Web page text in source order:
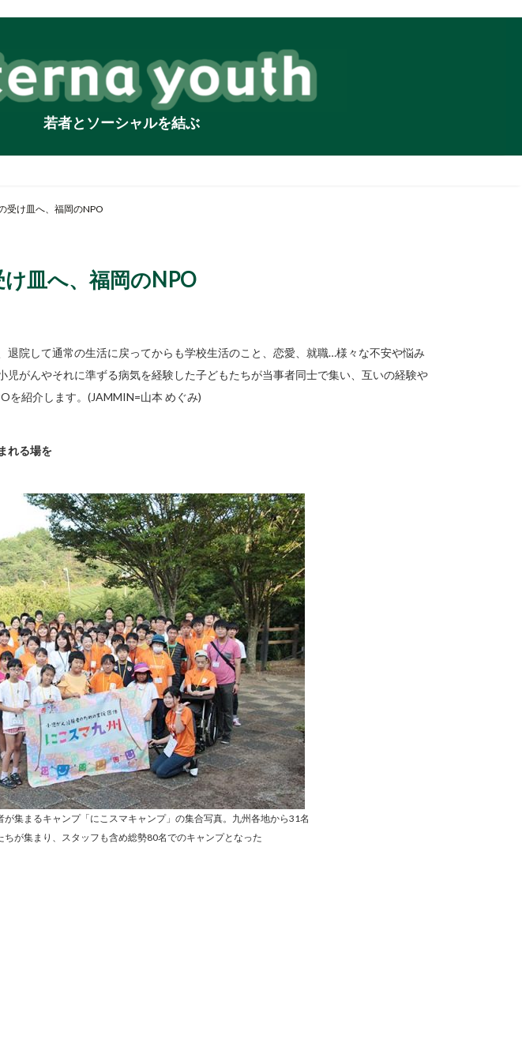
若者とソーシャルを結ぶ
受け皿へ、福岡のNPO
皿へ、福岡のNPO
退院して通常の生活に戻ってからも学校生活のこと、恋愛、就職…様々な不安や悩み
児がんやそれに準ずる病気を経験した子どもたちが当事者同士で集い、互いの経験や
を紹介します。(JAMMIN=山本 めぐみ)
れる場を
集まるキャンプ「にこスマキャンプ」の集合写真。九州各地から31名
が集まり、スタッフも含め総勢80名でのキャンプとなった